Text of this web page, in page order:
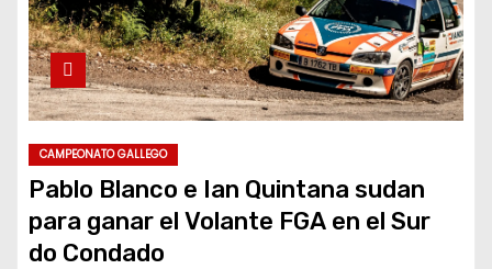
CAMPEONATO GALLEGO
Pablo Blanco e Ian Quintana sudan
para ganar el Volante FGA en el Sur
do Condado